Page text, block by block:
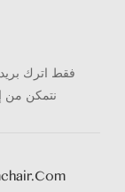
فقط اترك
نتمكن من